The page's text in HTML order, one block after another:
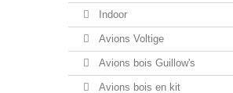
Indoor
Avions Voltige
Avions bois Guillow's
Avions bois en kit